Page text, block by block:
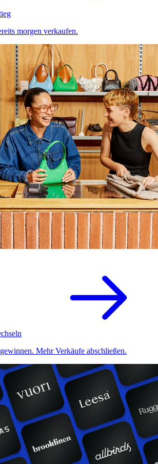
morgen verkaufen.
Mehr Verkäufe abschließen.